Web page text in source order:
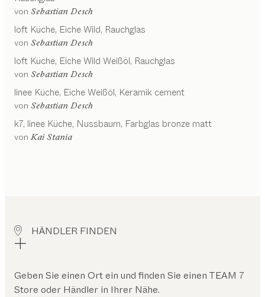
von Sebastian Desch
loft Küche Eiche Wild, Rauchglas
von Sebastian Desch
loft Küche Eiche Wild Weißöl, Rauchglas
von Sebastian Desch
linee Küche Eiche Weißöl, Keramik cement
von Sebastian Desch
k7, linee Küche Nussbaum, Farbglas bronze matt
von Kai Stania
HÄNDLER FINDEN
Geben Sie einen Ort ein und finden Sie einen TEAM 7
Store oder Händler in Ihrer Nähe.